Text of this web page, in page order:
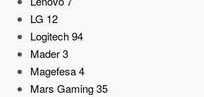
LG 12
Logitech94
Mader3
Magefesa4
Mars Gaming35